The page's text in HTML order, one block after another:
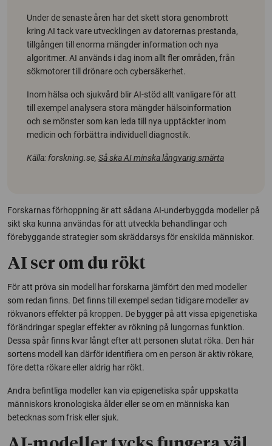
Under de senaste åren har det skett stora genombrott
kring AI tack vare utvecklingen av datorernas prestanda,
tillgången till enorma mängder information och nya
algoritmer. AI används i dag inom allt fler områden, från
sökmotorer till drönare och cybersäkerhet.
Inom hälsa och sjukvård blir AI-stöd allt vanligare för att
till exempel analysera stora mängder hälsoinformation
och se mönster som kan leda till nya upptäckter inom
medicin och förbättra individuell diagnostik.
Källa: forskning.se, Så ska AI minska långvarig smärta
Forskarnas förhoppning är att sådana AI-underbyggda modeller på
sikt ska kunna användas för att utveckla behandlingar och
förebyggande strategier som skräddarsys för enskilda människor.
AI ser om du rökt
För att pröva sin modell har forskarna jämfört den med modeller
som redan finns. Det finns till exempel sedan tidigare modeller av
rökvanors effekter på kroppen. De bygger på att vissa epigenetiska
förändringar speglar effekter av rökning på lungornas funktion.
Dessa spår finns kvar långt efter att personen slutat röka. Den här
sortens modell kan därför identifiera om en person är aktiv rökare,
före detta rökare eller aldrig har rökt.
Andra befintliga modeller kan via epigenetiska spår uppskatta
människors kronologiska ålder eller se om en människa kan
betecknas som frisk eller sjuk.